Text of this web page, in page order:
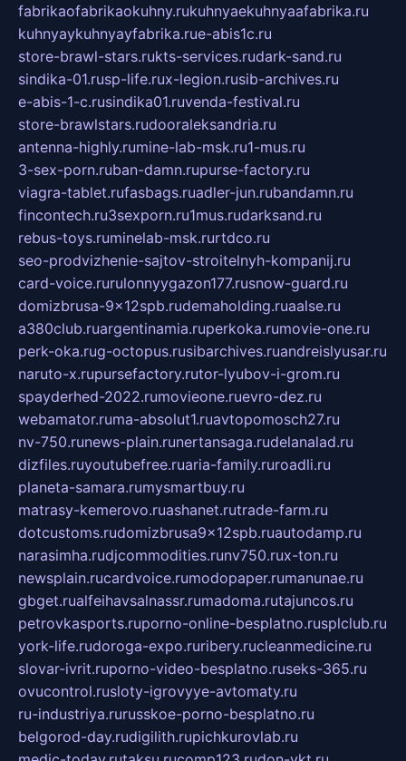
fabrikaofabrikaokuhny.rukuhnyaekuhnyaafabrika.ru
kuhnyaykuhnyayfabrika.rue-abis1c.ru
store-brawl-stars.rukts-services.rudark-sand.ru
sindika-01.rusp-life.rux-legion.rusib-archives.ru
e-abis-1-c.rusindika01.ruvenda-festival.ru
store-brawlstars.rudooraleksandria.ru
antenna-highly.rumine-lab-msk.ru1-mus.ru
3-sex-porn.ruban-damn.rupurse-factory.ru
viagra-tablet.rufasbags.ruadler-jun.rubandamn.ru
fincontech.ru3sexporn.ru1mus.rudarksand.ru
rebus-toys.ruminelab-msk.rurtdco.ru
seo-prodvizhenie-sajtov-stroitelnyh-kompanij.ru
card-voice.rurulonnyygazon177.rusnow-guard.ru
domizbrusa-9x12spb.rudemaholding.ruaalse.ru
a380club.ruargentinamia.ruperkoka.rumovie-one.ru
perk-oka.rug-octopus.rusibarchives.ruandreislyusar.ru
naruto-x.rupursefactory.rutor-lyubov-i-grom.ru
spayderhed-2022.rumovieone.ruevro-dez.ru
webamator.ruma-absolut1.ruavtopomosch27.ru
nv-750.runews-plain.runertansaga.rudelanalad.ru
dizfiles.ruyoutubefree.ruaria-family.ruroadli.ru
planeta-samara.rumysmartbuy.ru
matrasy-kemerovo.ruashanet.rutrade-farm.ru
dotcustoms.rudomizbrusa9x12spb.ruautodamp.ru
narasimha.rudjcommodities.runv750.rux-ton.ru
newsplain.rucardvoice.rumodopaper.rumanunae.ru
gbget.rualfeihavsalnassr.rumadoma.rutajuncos.ru
petrovkasports.ruporno-online-besplatno.rusplclub.ru
york-life.rudoroga-expo.ruribery.rucleanmedicine.ru
slovar-ivrit.ruporno-video-besplatno.ruseks-365.ru
ovucontrol.rusloty-igrovyye-avtomaty.ru
ru-industriya.rurusskoe-porno-besplatno.ru
belgorod-day.rudigilith.rupichkurovlab.ru